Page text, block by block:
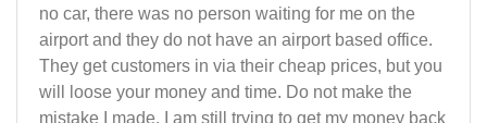
no car, there was no person waiting for me on the
airport and they do not have an airport based office.
They get customers in via their cheap prices, but you
will loose your money and time. Do not make the
mistake I made. I am still trying to get my money back